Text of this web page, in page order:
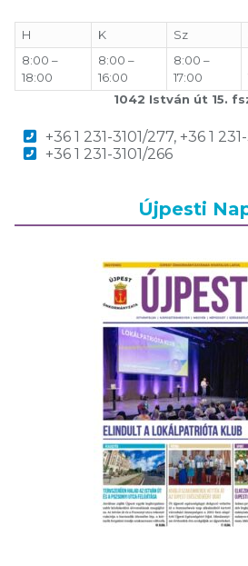
H K Sz
8:00 –
18:00
8:00 –
16:00
8:00 –
17:00
1042 István út 15.
+36 1 231-3101/277, +36 1
+36 1 231-3101/266
Újpesti